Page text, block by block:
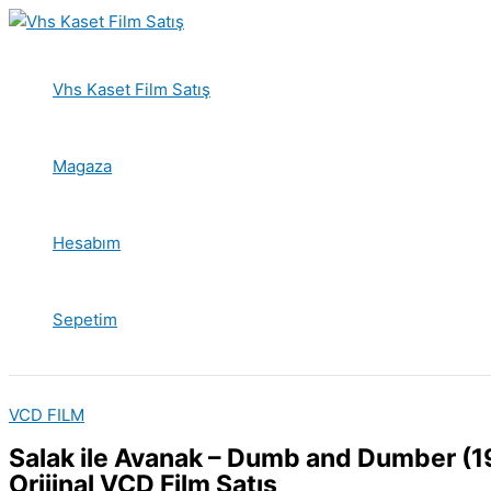
İçeriğe
Vhs Kaset Film Satış
Magaza
Hesabım
Sepetim
VCD FILM
Salak ile Avanak – Dumb and Dumber